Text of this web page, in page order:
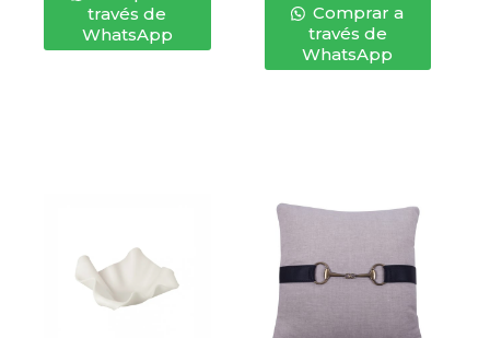
través de
WhatsApp
Comprar a
través de
WhatsApp